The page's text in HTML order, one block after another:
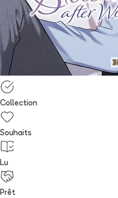
Collection
Souhaits
Lu
Prêt